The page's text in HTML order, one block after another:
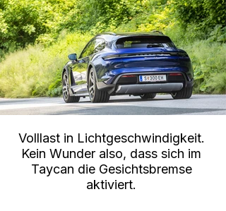
Volllast in Lichtgeschwindigkeit.
Kein Wunder also, dass sich im
Taycan die Gesichtsbremse
aktiviert.